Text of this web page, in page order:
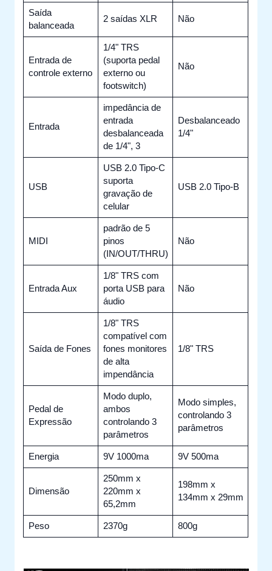
Saída
balanceada
2 saídas XLR Não
Entrada de
controle externo
1/4" TRS
(suporta pedal
externo ou
footswitch)
Não
Entrada
impedância de
entrada
desbalanceada
de 1/4", 3
Desbalanceado
1/4"
USB
USB 2.0 Tipo-C
suporta
gravação de
celular
USB 2.0 Tipo-B
MIDI
padrão de 5
pinos
(IN/OUT/THRU)
Não
Entrada Aux
1/8" TRS com
porta USB para
áudio
Não
Saída de Fones
1/8" TRS
compatível com
fones monitores
de alta
impendância
1/8" TRS
Pedal de
Expressão
Modo duplo,
ambos
controlando 3
parâmetros
Modo simples,
controlando 3
parâmetros
Energia 9V 1000ma 9V 500ma
Dimensão
250mm x
220mm x
65,2mm
198mm x
134mm x 29mm
Peso 2370g 800g